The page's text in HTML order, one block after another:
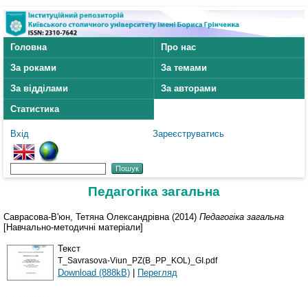
Головна
Про нас
За роками
За темами
За відділами
За авторами
Статистика
Вхід Зареєструватись
Педагогіка загальна
Саврасова-В'юн, Тетяна Олександрівна (2014) Педагогіка загальна
[Навчально-методичні матеріали]
Текст
T_Savrasova-Viun_PZ(B_PP_KOL)_GI.pdf
Download (888kB) | Перегляд